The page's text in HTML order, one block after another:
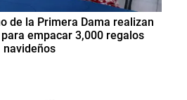
de la Primera Dama realizan
empacar 3,000 regalos
navideños